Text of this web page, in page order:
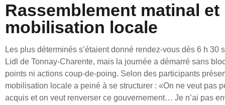
Rassemblement matinal et
mobilisation locale
Les plus déterminés s’étaient donné rendez-vous dès 6 h 30
Lidl de Tonnay-Charente, mais la journée a démarré sans
points ni actions coup-de-poing. Selon des participants
mobilisation locale a peiné à se structurer : «On ne veut pas
acquis et on veut renverser ce gouvernement… Je n’ai pas